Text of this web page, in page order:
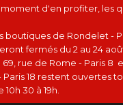
moment d'en profiter, les
boutiques de Rondelet -
fermés du 2 au 24
rue de Rome - Paris 8
Paris 18 restent ouvertes
30 à 19h.